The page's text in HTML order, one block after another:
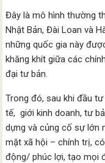
Đây là mô hình thường
Nhật Bản, Đài Loan và
những quốc gia này
khăng khít giữa các
đại tư bản.
Trong đó, sau khi đầu
tế, giới kinh doanh, tư
dựng và củng cố sự lớn
mặt xã hội – chính trị,
động/ phúc lợi, tạo mọi